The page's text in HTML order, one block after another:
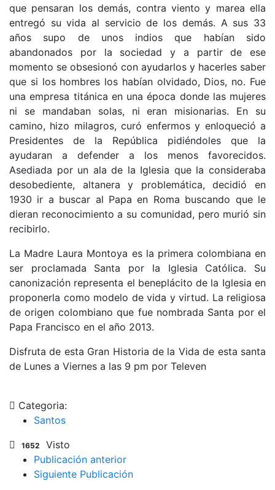
que pensaran los demás, contra viento y marea ella
entregó su vida al servicio de los demás. A sus 33
años supo de unos indios que habían sido
abandonados por la sociedad y a partir de ese
momento se obsesionó con ayudarlos y hacerles saber
que si los hombres los habían olvidado, Dios, no. Fue
una empresa titánica en una época donde las mujeres
ni se mandaban solas, ni eran misionarias. En su
camino, hizo milagros, curó enfermos y enloqueció a
Presidentes de la República pidiéndoles que la
ayudaran a defender a los menos favorecidos.
Asediada por un ala de la Iglesia que la consideraba
desobediente, altanera y problemática, decidió en
1930 ir a buscar al Papa en Roma buscando que le
dieran reconocimiento a su comunidad, pero murió sin
recibirlo.
La Madre Laura Montoya es la primera colombiana en
ser proclamada Santa por la Iglesia Católica. Su
canonización representa el beneplácito de la Iglesia en
proponerla como modelo de vida y virtud. La religiosa
de origen colombiano que fue nombrada Santa por el
Papa Francisco en el año 2013.
Disfruta de esta Gran Historia de la Vida de esta santa
de Lunes a Viernes a las 9 pm por Televen
Categoria:
Santos
1652
Visto
Publicación anterior
Siguiente Publicación